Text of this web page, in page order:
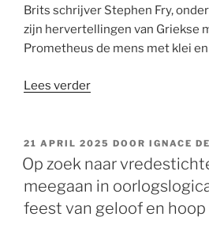
Brits schrijver Stephen Fry,
zijn hervertellingen van Griekse
Prometheus de mens met klei
Lees verder“Zullen
vuur
aan
AI
doorgeven?”
GEPLAATST
OP
21 APRIL 2025 DOOR IGNACE
Op zoek naar
meegaan in
feest van geloof en hoop